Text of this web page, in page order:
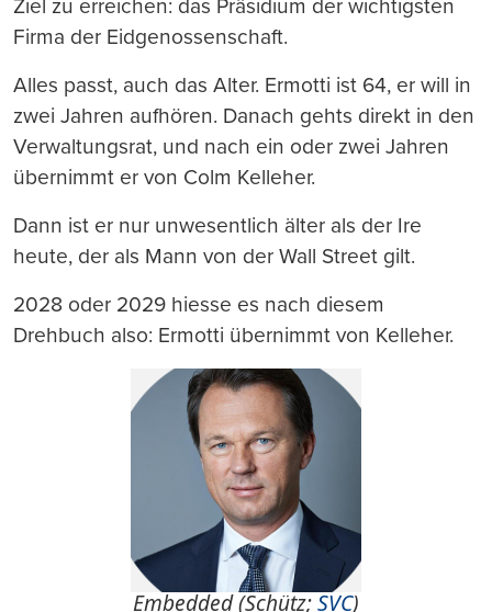
Ziel zu erreichen: das Präsidium der wichtigsten
Firma der Eidgenossenschaft.
Alles passt, auch das Alter. Ermotti ist 64, er will in
zwei Jahren aufhören. Danach gehts direkt in den
Verwaltungsrat, und nach ein oder zwei Jahren
übernimmt er von Colm Kelleher.
Dann ist er nur unwesentlich älter als der Ire
heute, der als Mann von der Wall Street gilt.
2028 oder 2029 hiesse es nach diesem
Drehbuch also: Ermotti übernimmt von Kelleher.
Embedded (Schütz;SVC)